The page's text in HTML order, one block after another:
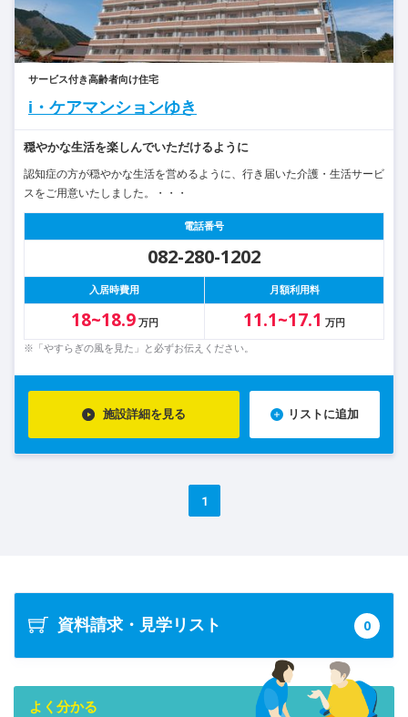
サービス付き高齢者向け住宅
i・ケアマンションゆき
穏やかな生活を楽しんでいただけるように
認知症の方が穏やかな生活を営めるように、行き届いた介護・生活サービ
スをご用意いたしました。・・・
電話番号
082-280-1202
入居時費用 月額利用料
18~18.9 万円 11.1~17.1 万円
※「やすらぎの風を見た」と必ずお伝えください。
施設詳細を見る リストに追加
1
資料請求・見学リスト 0
よく分かる